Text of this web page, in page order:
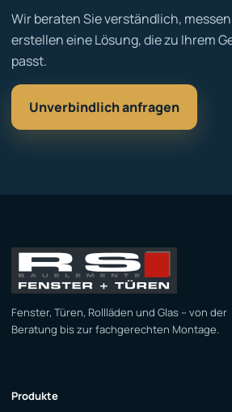
Wir beraten Sie verständlich,
erstellen eine Lösung, die zu Ihrem
passt.
Unverbindlich anfragen
Fenster, Türen, Rollläden und Glas – von der
Beratung bis zur fachgerechten Montage.
Produkte